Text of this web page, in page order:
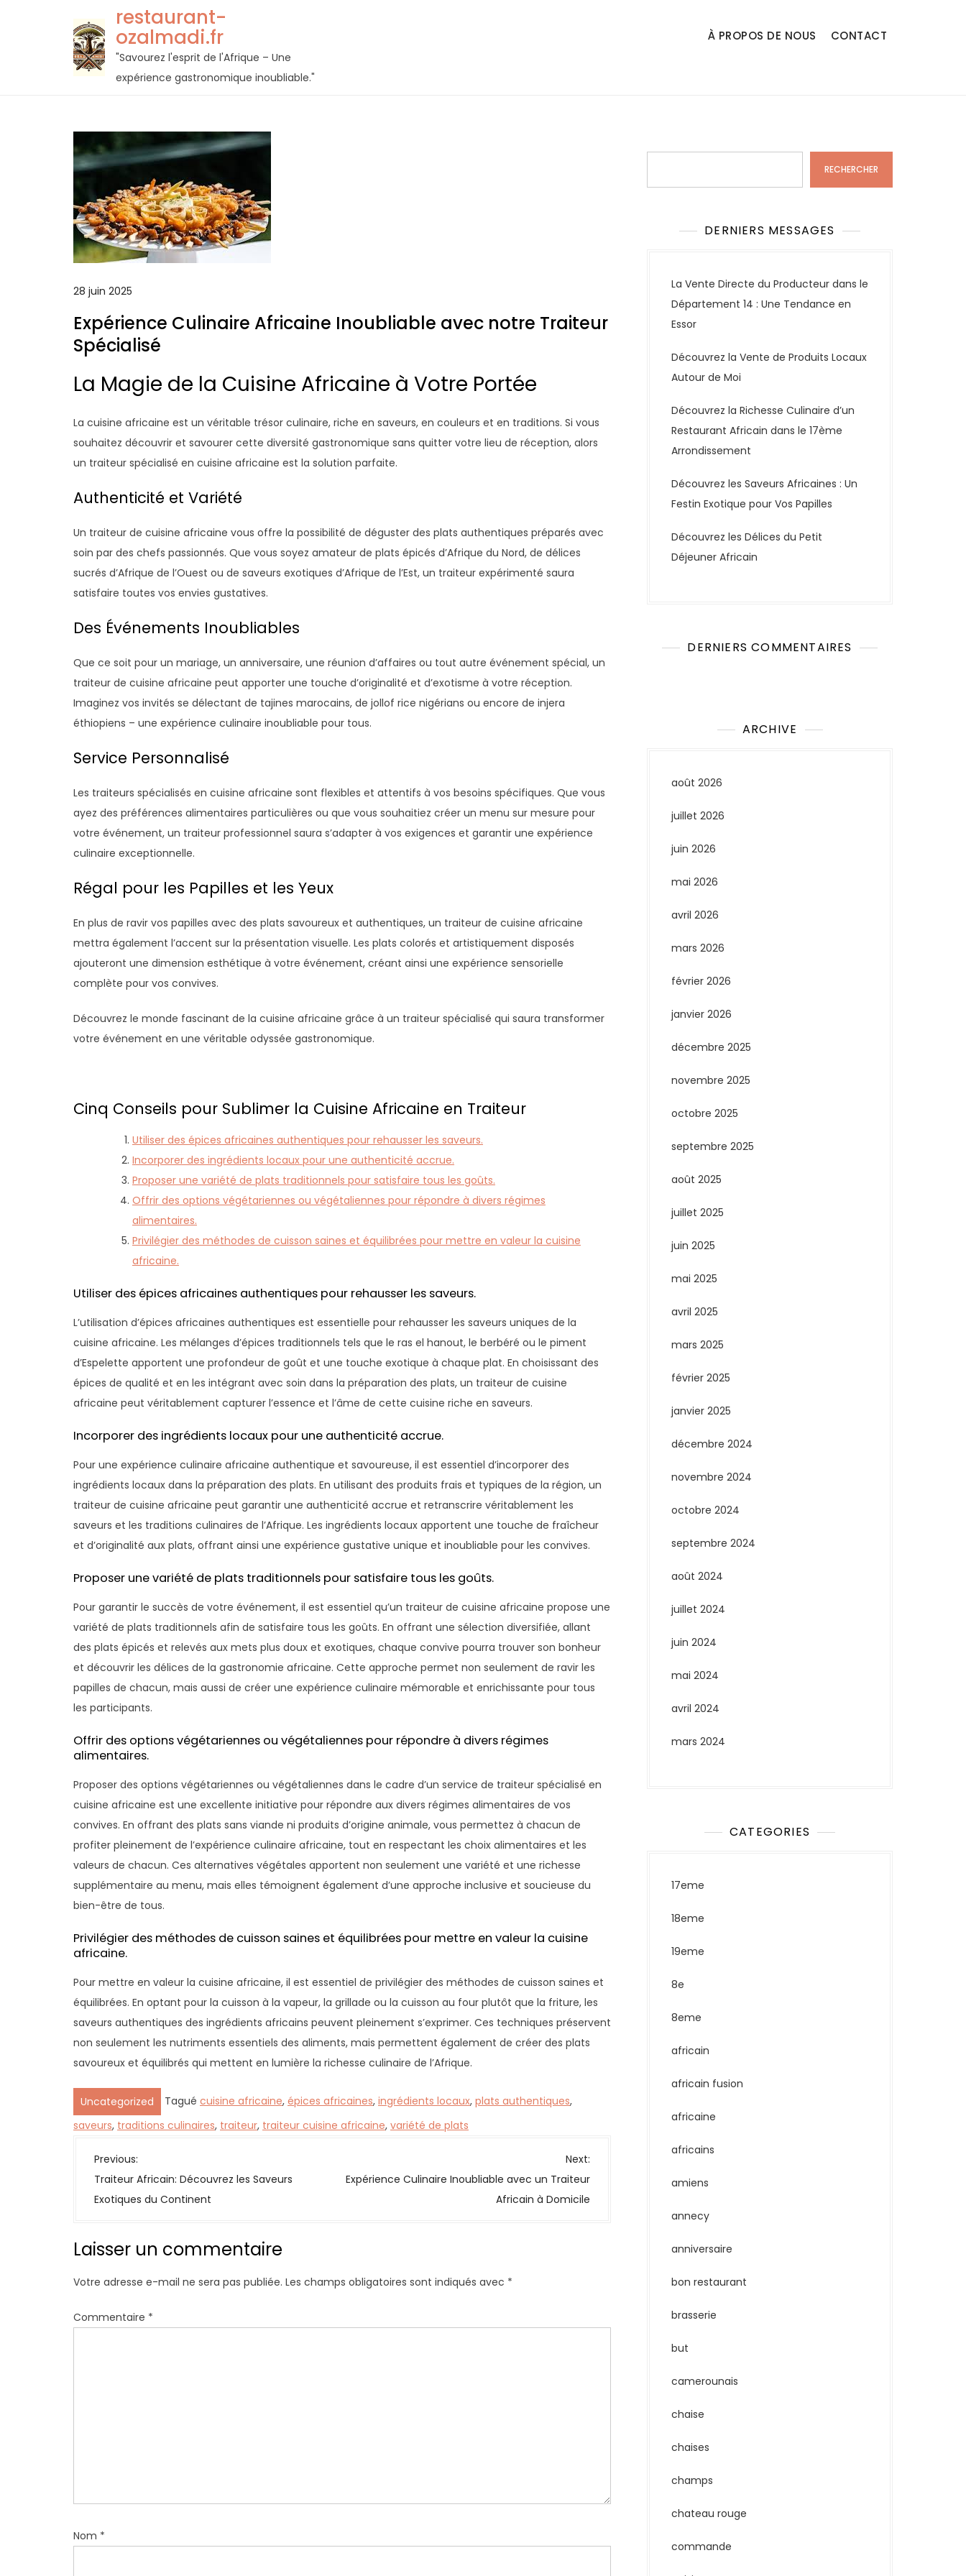
restaurant-
ozalmadi.fr
"Savourez l'esprit de l'Afrique – Une
expérience gastronomique inoubliable."
À PROPOS DE NOUS CONTACT
28 juin 2025
Expérience Culinaire Africaine Inoubliable avec notre Traiteur
Spécialisé
La Magie de la Cuisine Africaine à Votre Portée
La cuisine africaine est un véritable trésor culinaire, riche en saveurs, en couleurs et en traditions. Si vous
souhaitez découvrir et savourer cette diversité gastronomique sans quitter votre lieu de réception, alors
un traiteur spécialisé en cuisine africaine est la solution parfaite.
Authenticité et Variété
Un traiteur de cuisine africaine vous offre la possibilité de déguster des plats authentiques préparés avec
soin par des chefs passionnés. Que vous soyez amateur de plats épicés d’Afrique du Nord, de délices
sucrés d’Afrique de l’Ouest ou de saveurs exotiques d’Afrique de l’Est, un traiteur expérimenté saura
satisfaire toutes vos envies gustatives.
Des Événements Inoubliables
Que ce soit pour un mariage, un anniversaire, une réunion d’affaires ou tout autre événement spécial, un
traiteur de cuisine africaine peut apporter une touche d’originalité et d’exotisme à votre réception.
Imaginez vos invités se délectant de tajines marocains, de jollof rice nigérians ou encore de injera
éthiopiens – une expérience culinaire inoubliable pour tous.
Service Personnalisé
Les traiteurs spécialisés en cuisine africaine sont flexibles et attentifs à vos besoins spécifiques. Que vous
ayez des préférences alimentaires particulières ou que vous souhaitiez créer un menu sur mesure pour
votre événement, un traiteur professionnel saura s’adapter à vos exigences et garantir une expérience
culinaire exceptionnelle.
Régal pour les Papilles et les Yeux
En plus de ravir vos papilles avec des plats savoureux et authentiques, un traiteur de cuisine africaine
mettra également l’accent sur la présentation visuelle. Les plats colorés et artistiquement disposés
ajouteront une dimension esthétique à votre événement, créant ainsi une expérience sensorielle
complète pour vos convives.
Découvrez le monde fascinant de la cuisine africaine grâce à un traiteur spécialisé qui saura transformer
votre événement en une véritable odyssée gastronomique.
Cinq Conseils pour Sublimer la Cuisine Africaine en Traiteur
Utiliser des épices africaines authentiques pour rehausser les saveurs.
Incorporer des ingrédients locaux pour une authenticité accrue.
Proposer une variété de plats traditionnels pour satisfaire tous les goûts.
Offrir des options végétariennes ou végétaliennes pour répondre à divers régimes
alimentaires.
Privilégier des méthodes de cuisson saines et équilibrées pour mettre en valeur la cuisine
africaine.
Utiliser des épices africaines authentiques pour rehausser les saveurs.
L’utilisation d’épices africaines authentiques est essentielle pour rehausser les saveurs uniques de la
cuisine africaine. Les mélanges d’épices traditionnels tels que le ras el hanout, le berbéré ou le piment
d’Espelette apportent une profondeur de goût et une touche exotique à chaque plat. En choisissant des
épices de qualité et en les intégrant avec soin dans la préparation des plats, un traiteur de cuisine
africaine peut véritablement capturer l’essence et l’âme de cette cuisine riche en saveurs.
Incorporer des ingrédients locaux pour une authenticité accrue.
Pour une expérience culinaire africaine authentique et savoureuse, il est essentiel d’incorporer des
ingrédients locaux dans la préparation des plats. En utilisant des produits frais et typiques de la région, un
traiteur de cuisine africaine peut garantir une authenticité accrue et retranscrire véritablement les
saveurs et les traditions culinaires de l’Afrique. Les ingrédients locaux apportent une touche de fraîcheur
et d’originalité aux plats, offrant ainsi une expérience gustative unique et inoubliable pour les convives.
Proposer une variété de plats traditionnels pour satisfaire tous les goûts.
Pour garantir le succès de votre événement, il est essentiel qu’un traiteur de cuisine africaine propose une
variété de plats traditionnels afin de satisfaire tous les goûts. En offrant une sélection diversifiée, allant
des plats épicés et relevés aux mets plus doux et exotiques, chaque convive pourra trouver son bonheur
et découvrir les délices de la gastronomie africaine. Cette approche permet non seulement de ravir les
papilles de chacun, mais aussi de créer une expérience culinaire mémorable et enrichissante pour tous
les participants.
Offrir des options végétariennes ou végétaliennes pour répondre à divers régimes
alimentaires.
Proposer des options végétariennes ou végétaliennes dans le cadre d’un service de traiteur spécialisé en
cuisine africaine est une excellente initiative pour répondre aux divers régimes alimentaires de vos
convives. En offrant des plats sans viande ni produits d’origine animale, vous permettez à chacun de
profiter pleinement de l’expérience culinaire africaine, tout en respectant les choix alimentaires et les
valeurs de chacun. Ces alternatives végétales apportent non seulement une variété et une richesse
supplémentaire au menu, mais elles témoignent également d’une approche inclusive et soucieuse du
bien-être de tous.
Privilégier des méthodes de cuisson saines et équilibrées pour mettre en valeur la cuisine
africaine.
Pour mettre en valeur la cuisine africaine, il est essentiel de privilégier des méthodes de cuisson saines et
équilibrées. En optant pour la cuisson à la vapeur, la grillade ou la cuisson au four plutôt que la friture, les
saveurs authentiques des ingrédients africains peuvent pleinement s’exprimer. Ces techniques préservent
non seulement les nutriments essentiels des aliments, mais permettent également de créer des plats
savoureux et équilibrés qui mettent en lumière la richesse culinaire de l’Afrique.
Uncategorized Tagué cuisine africaine, épices africaines, ingrédients locaux, plats authentiques,
saveurs, traditions culinaires, traiteur, traiteur cuisine africaine, variété de plats
N
a
v
g
a
t
o
n
c
e
Previous:
Traiteur Africain: Découvrez les Saveurs
Exotiques du Continent
Next:
Expérience Culinaire Inoubliable avec un Traiteur
Africain à Domicile
Laisser un commentaire
Votre adresse e-mail ne sera pas publiée. Les champs obligatoires sont indiqués avec *
Commentaire *
Nom *
RECHERCHER
DERNIERS MESSAGES
La Vente Directe du Producteur dans le
Département 14 : Une Tendance en
Essor
Découvrez la Vente de Produits Locaux
Autour de Moi
Découvrez la Richesse Culinaire d’un
Restaurant Africain dans le 17ème
Arrondissement
Découvrez les Saveurs Africaines : Un
Festin Exotique pour Vos Papilles
Découvrez les Délices du Petit
Déjeuner Africain
DERNIERS COMMENTAIRES
ARCHIVE
août 2026
juillet 2026
juin 2026
mai 2026
avril 2026
mars 2026
février 2026
janvier 2026
décembre 2025
novembre 2025
octobre 2025
septembre 2025
août 2025
juillet 2025
juin 2025
mai 2025
avril 2025
mars 2025
février 2025
janvier 2025
décembre 2024
novembre 2024
octobre 2024
septembre 2024
août 2024
juillet 2024
juin 2024
mai 2024
avril 2024
mars 2024
CATEGORIES
17eme
18eme
19eme
8e
8eme
africain
africain fusion
africaine
africains
amiens
annecy
anniversaire
bon restaurant
brasserie
but
camerounais
chaise
chaises
champs
chateau rouge
commande